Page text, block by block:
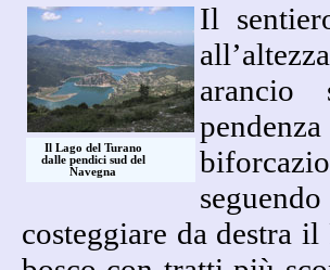
Il Lago del Turano
dalle pendici sud del
Navegna
Il
arancio
costeggiare da destra